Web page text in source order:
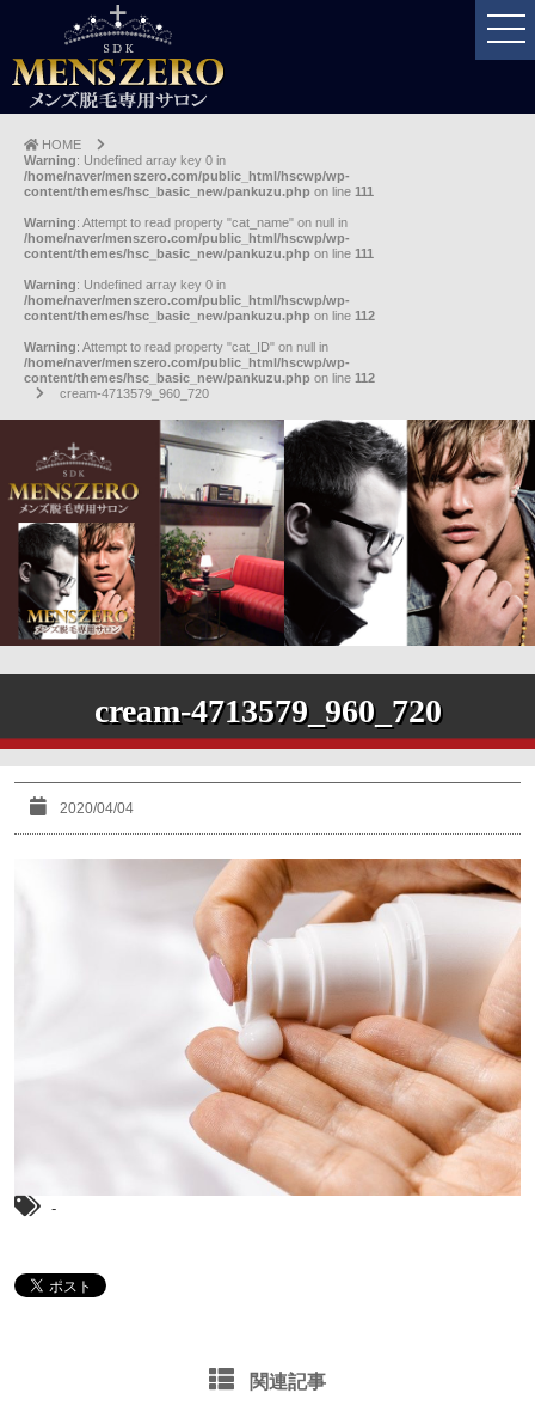
HOME
Warning: Undefined array key 0 in
/home/naver/menszero.com/public_html/hscwp/wp-
content/themes/hsc_basic_new/pankuzu.php on line 111
Warning: Attempt to read property "cat_name" on null in
/home/naver/menszero.com/public_html/hscwp/wp-
content/themes/hsc_basic_new/pankuzu.php on line 111
Warning: Undefined array key 0 in
/home/naver/menszero.com/public_html/hscwp/wp-
content/themes/hsc_basic_new/pankuzu.php on line 112
Warning: Attempt to read property "cat_ID" on null in
/home/naver/menszero.com/public_html/hscwp/wp-
content/themes/hsc_basic_new/pankuzu.php on line 112
cream-4713579_960_720
cream-4713579_960_720
2020/04/04
-
関連記事